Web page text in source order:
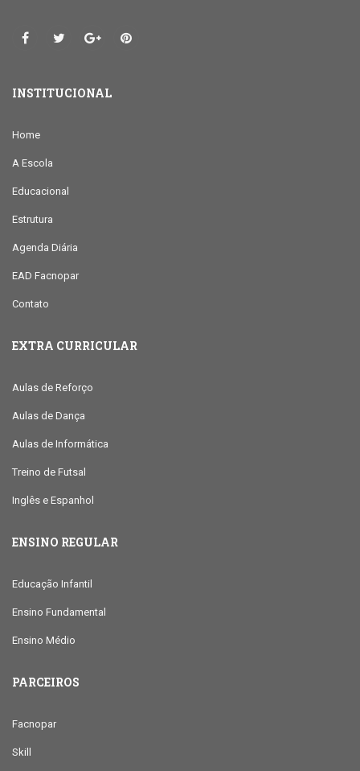
INSTITUCIONAL
Home
A Escola
Educacional
Estrutura
Agenda Diária
EAD Facnopar
Contato
EXTRA CURRICULAR
Aulas de Reforço
Aulas de Dança
Aulas de Informática
Treino de Futsal
Inglês e Espanhol
ENSINO REGULAR
Educação Infantil
Ensino Fundamental
Ensino Médio
PARCEIROS
Facnopar
Skill